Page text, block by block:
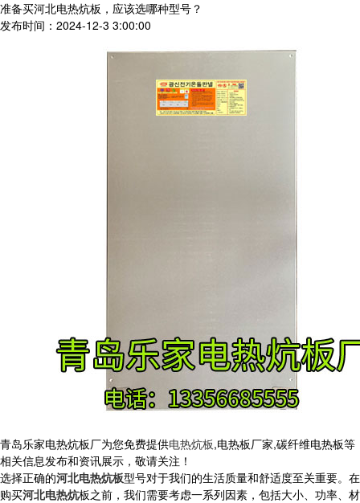
准备买河北电热炕板，应该选哪种型号？
发布时间：2024-12-3 3:00:00
青岛乐家电热炕板厂为您免费提供电热炕板,电热板厂家,碳纤维电热板等
相关信息发布和资讯展示，敬请关注！
选择正确的河北电热炕板型号对于我们的生活质量和舒适度至关重要。在
购买河北电热炕板之前，我们需要考虑一系列因素，包括大小、功率、材